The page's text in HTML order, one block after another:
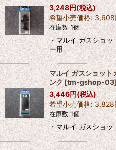
3,248円(税込)
希望小売価格: 3,608
在庫数 1個
・マルイ ガスショッ
ー用
マルイ ガスショット
ンク [tm-gshop-03
3,446円(税込)
希望小売価格: 3,828
在庫数 1個
・マルイ ガスショッ